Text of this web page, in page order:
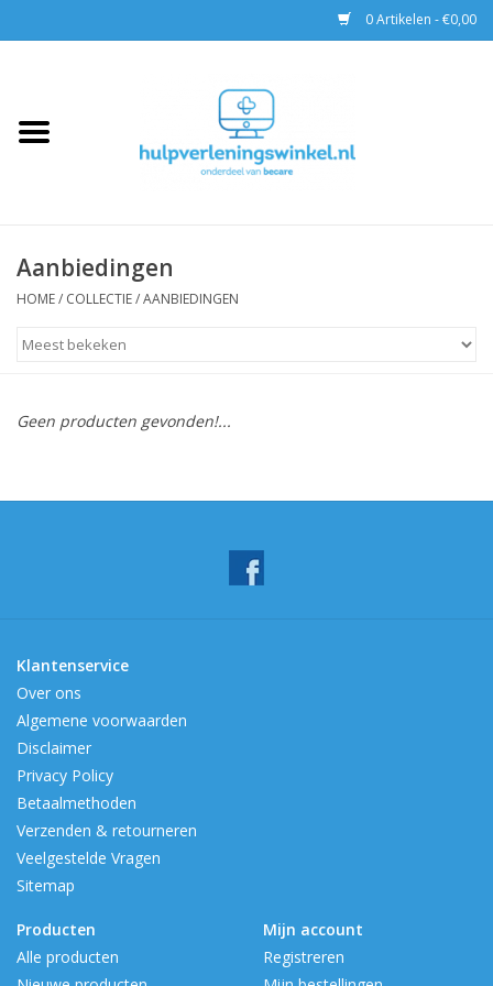
0 Artikelen - €0,00
EHBO
Pax tassen
Trainingen
Aanbiedingen
HOME/ COLLECTIE/AANBIEDINGEN
Geen producten gevonden!...
Klantenservice
Over ons
Algemene voorwaarden
Disclaimer
Privacy Policy
Betaalmethoden
Verzenden & retourneren
Veelgestelde Vragen
Sitemap
Producten
Alle producten
Mijn account
Registreren